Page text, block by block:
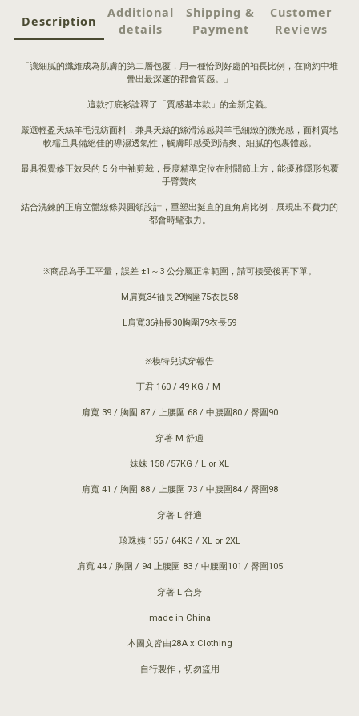
Description
Additional
details
Shipping &
Payment
Customer
Reviews
「讓細膩的纖維成為肌膚的第二層包覆，用一種恰到好處的袖長比例，在簡約中堆
疊出最深邃的都會質感。」
這款打底衫詮釋了「質感基本款」的全新定義。
嚴選輕盈天絲羊毛混紡面料，兼具天絲的絲滑涼感與羊毛細緻的微光感，面料質地
軟糯且具備絕佳的導濕透氣性，觸膚即感受到清爽、細膩的包裹體感。
最具視覺修正效果的 5 分中袖剪裁，長度精準定位在肘關節上方，能優雅隱形包覆
手臂贅肉
結合洗鍊的正肩立體線條與圓領設計，重塑出挺直的直角肩比例，展現出不費力的
都會時髦張力。
※商品為手工平量，誤差 ±1～3 公分屬正常範圍，請可接受後再下單。
M肩寬34袖長29胸圍75衣長58
L肩寬36袖長30胸圍79衣長59
※模特兒試穿報告
丁君 160 / 49 KG / M
肩寬 39 / 胸圍 87 / 上腰圍 68 / 中腰圍80 / 臀圍90
穿著 M 舒適
妹妹 158 /57KG / L or XL
肩寬 41 / 胸圍 88 / 上腰圍 73 / 中腰圍84 / 臀圍98
穿著 L 舒適
珍珠姨 155 / 64KG / XL or 2XL
肩寬 44 / 胸圍 / 94 上腰圍 83 / 中腰圍101 / 臀圍105
穿著 L 合身
made in China
本圖文皆由28A x Clothing
自行製作，切勿盜用